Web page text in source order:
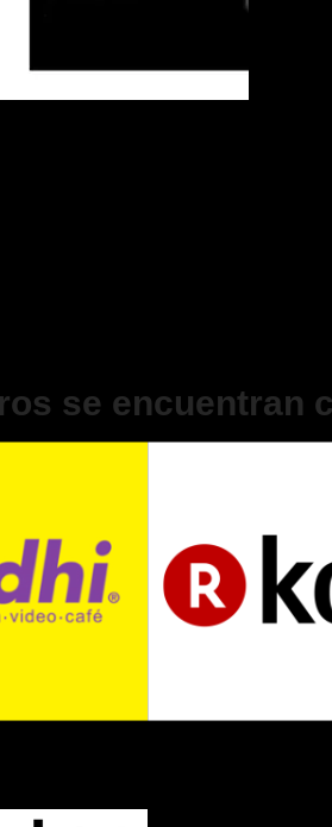
se encuentran